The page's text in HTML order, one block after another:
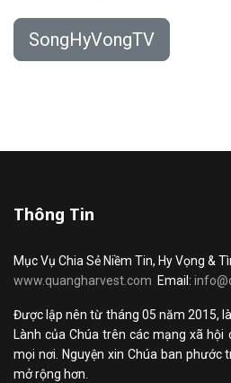
SongHyVongTV
Thông Tin
Mục Vụ Chia Sẻ Niềm Tin, Hy Vọng &
www.quangharvest.com Email:
Được lập nên từ tháng 05 năm 2015,
Lành của Chúa trên các mạng xã
mọi nơi. Nguyện xin Chúa ban phước
mở rộng hơn.